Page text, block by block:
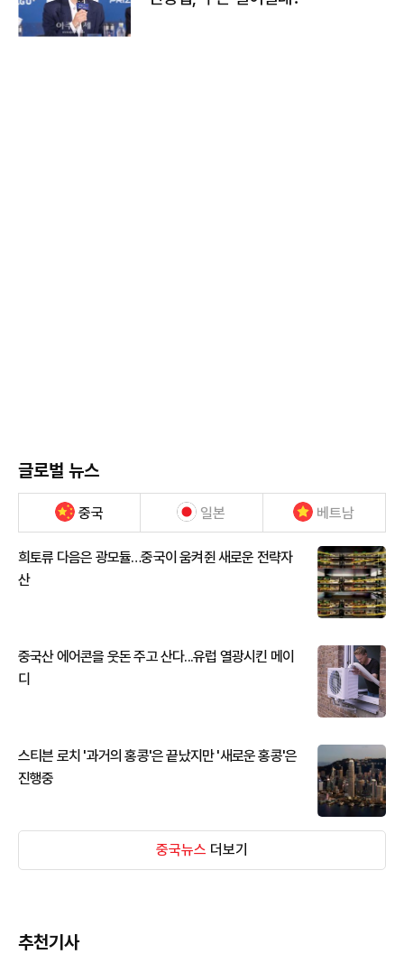
글로벌 뉴스
중국 일본 베트남
희토류 다음은 광모듈…중국이 움켜쥔 새로운 전략자
산
중국산 에어콘을 웃돈 주고 산다...유럽 열광시킨 메이
디
스티븐 로치 '과거의 홍콩'은 끝났지만 '새로운 홍콩'은
진행중
중국뉴스 더보기
추천기사